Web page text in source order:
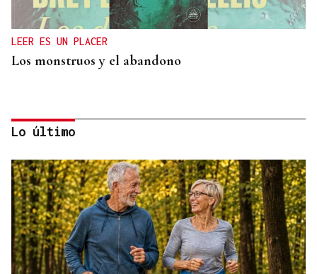
LEER ES UN PLACER
Los monstruos y el abandono
OBITUARIO
Lo último